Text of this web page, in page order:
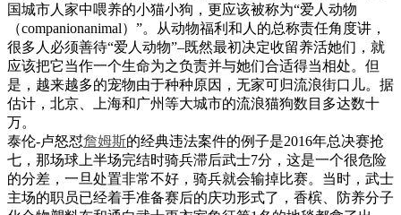
国城市人家中喂养的小猫小狗，更应该被称为“爱人动物
（companionanimal）”。从动物福利和人的总称责任角度讲，
很多人必须善待“爱人动物”–既然最初决定收留养活她们，就
应该把它当作一个生命为之负责并与她们合适得当相处。但
是，越来越多的宠物由于种种原因，无家可归流浪街口儿。据
估计，北京、上海和广州等大城市的流浪猫狗数目多达数十
万。
泰伦-卢怒怼詹姆斯的经典违法案件的例子是2016年总决赛抢
七，那场球上半场完结时骑兵滞后武士7分，这是一个很危险
的分差，一旦处置非常不好，骑兵就会输掉比赛。当时，武士
主场的职员已经着手准备赛后的庆功形式了，香槟、防养分子